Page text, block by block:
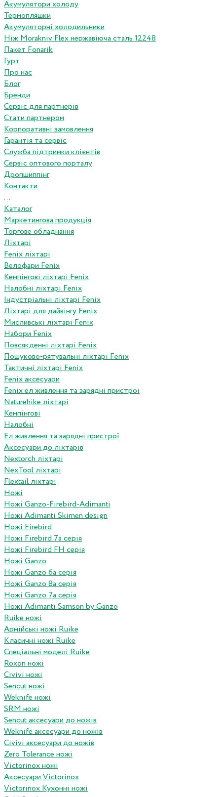
Акумулятори холоду
Термопляшки
Акумуляторні холодильники
Ніж Morakniv Flex нержавіюча сталь 12248
Пакет Fonarik
Гурт
Про нас
Блог
Бренди
Сервіс для партнерів
Стати партнером
Корпоративні замовлення
Гарантія та сервіс
Служба підтримки клієнтів
Сервіс оптового порталу
Дропшиппінг
Контакти
...
Каталог
Маркетингова продукція
Торгове обладнання
Ліхтарі
Fenix ліхтарі
Велофари Fenix
Кемпінгові ліхтарі Fenix
Налобні ліхтарі Fenix
Індустріальні ліхтарі Fenix
Ліхтарі для дайвінгу Fenix
Мисливські ліхтарі Fenix
Набори Fenix
Повсякденні ліхтарі Fenix
Пошуково-рятувальні ліхтарі Fenix
Тактичні ліхтарі Fenix
Fenix аксесуари
Fenix ел живлення та зарядні пристрої
Naturehike ліхтарі
Кемпінгові
Налобні
Ел живлення та зарядні пристрої
Аксесуари до ліхтарів
Nextorch ліхтарі
NexTool ліхтарі
Flextail ліхтарі
Ножі
Ножі Ganzo-Firebird-Adimanti
Ножі Adimanti Skimen design
Ножі Firebird
Ножі Firebird 7а серія
Ножі Firebird FH серія
Ножі Ganzo
Ножі Ganzo 6а серія
Ножі Ganzo 8а серія
Ножі Ganzo 7а серія
Ножі Adimanti Samson by Ganzo
Ruike ножі
Армійські ножі Ruike
Класичні ножі Ruike
Спеціальні моделі Ruike
Roxon ножi
Civivi ножі
Sencut ножі
Weknife ножі
SRM ножі
Sencut аксесуари до ножів
Weknife аксесуари до ножів
Civivi аксесуари до ножів
Zero Tolerance ножі
Victorinox ножі
Аксесуари Victorinox
Victorinox Кухонні ножі